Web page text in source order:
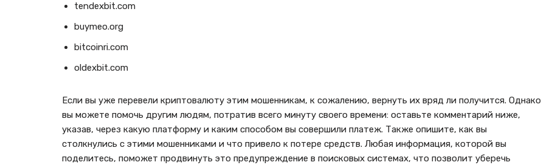
tendexbit.com
buymeo.org
bitcoinri.com
oldexbit.com
Если вы уже перевели криптовалюту этим мошенникам, к сожалению, вернуть их вряд ли получится. Однако
вы можете помочь другим людям, потратив всего минуту своего времени: оставьте комментарий ниже,
указав, через какую платформу и каким способом вы совершили платеж. Также опишите, как вы
столкнулись с этими мошенниками и что привело к потере средств. Любая информация, которой вы
поделитесь, поможет продвинуть это предупреждение в поисковых системах, что позволит уберечь